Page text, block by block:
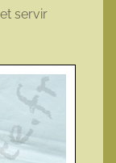
servir